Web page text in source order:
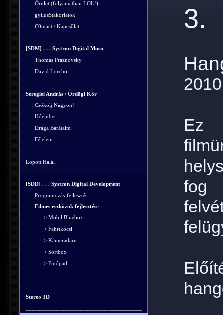
Őrület (folyamatban LOL!)
gyílusStakorlatok
C0ntact / Kapcs0lat
[SDM] . . . Systron Digital Music
Thomas Praznovsky
David Lorcho
Sereglei András / Ördögi Kör
Csókolj Nagyon!
Hóember
Drága Barátaim
Félelem
Lopott Halál
[SDD] . . . Systron Digital Development
Programozás-fejlesztés
Filmes eszközök fejlesztése
> Mobil Bluebox
> Fahrtkocsi
> Kameradaru
> Softbox
> Futópad
Stereo 3D
3.
fog